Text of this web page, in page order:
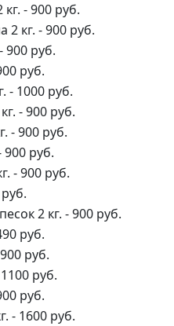
- 900 руб.
2 кг. - 900 руб.
- 900 руб.
руб.
- 1000 руб.
- 900 руб.
- 900 руб.
900 руб.
- 900 руб.
2 кг. - 900 руб.
руб.
руб.
руб.
руб.
- 1600 руб.